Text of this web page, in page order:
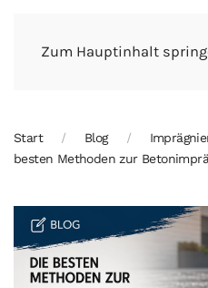
Zum Hauptinhalt
Start Blog
besten Methoden zur